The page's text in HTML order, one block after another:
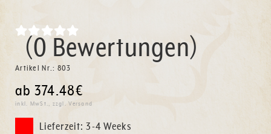
(0 Bewertungen)
Artikel Nr.: 803
ab 374.48€
inkl. MwSt., zzgl. Versand
Lieferzeit: 3-4 Weeks